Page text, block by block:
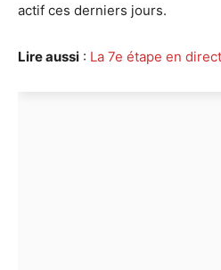
actif ces derniers jours.
Lire aussi : La 7e étape en